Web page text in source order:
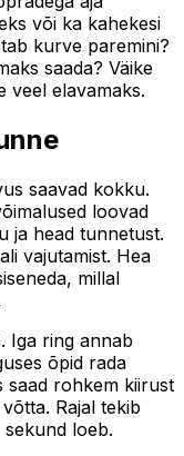
või ka kahekesi
kurve paremini?
saada? Väike
veel elavamaks.
saavad kokku.
loovad
ja head tunnetust.
vajutamist. Hea
millal
Iga ring annab
õpid rada
saad rohkem kiirust
Rajal tekib
loeb.